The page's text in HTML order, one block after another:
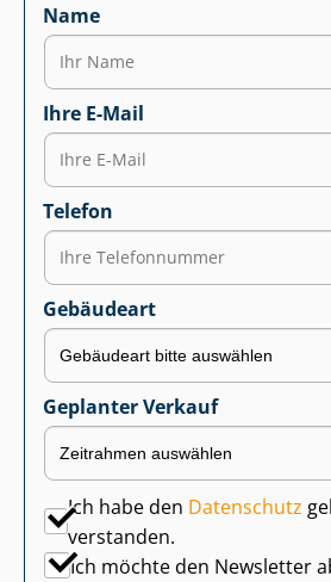
Name
Ihre E-Mail
Telefon
Gebäudeart
Geplanter Verkauf
Ich habe den Datenschutz
verstanden.
Ich möchte den Newsletter